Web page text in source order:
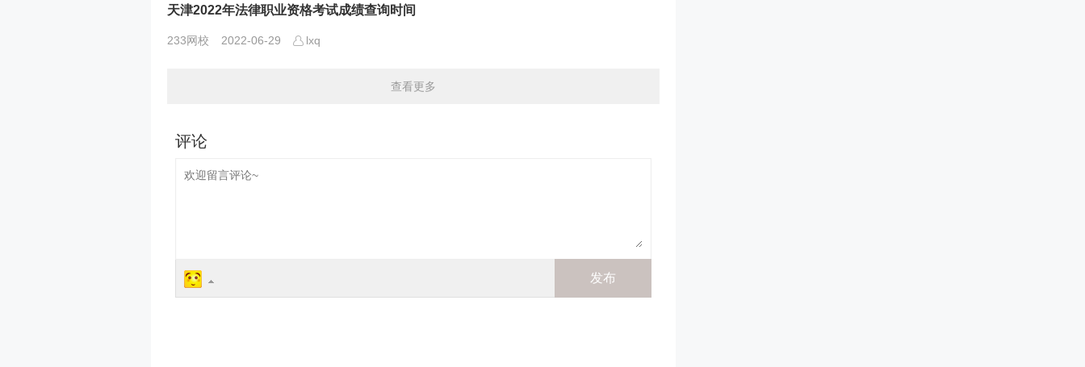
天津2022年法律职业资格考试成绩查询时间
233网校 2022-06-29 lxq
查看更多